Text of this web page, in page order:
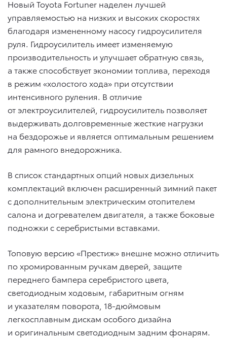
Новый Toyota Fortuner наделен лучшей
управляемостью на низких и высоких скоростях
благодаря измененному насосу гидроусилителя
руля. Гидроусилитель имеет изменяемую
производительность и улучшает обратную связь,
а также способствует экономии топлива, переходя
в режим «холостого хода» при отсутствии
интенсивного руления. В отличие
от электроусилителей, гидроусилитель позволяет
выдерживать долговременные жесткие нагрузки
на бездорожье и является оптимальным решением
для рамного внедорожника.
В список стандартных опций новых дизельных
комплектаций включен расширенный зимний пакет
с дополнительным электрическим отопителем
салона и догревателем двигателя, а также боковые
подножки с серебристыми вставками.
Топовую версию «Престиж» внешне можно отличить
по хромированным ручкам дверей, защите
переднего бампера серебристого цвета,
светодиодным ходовым, габаритным огням
и указателям поворота, 18-дюймовым
легкосплавным дискам особого дизайна
и оригинальным светодиодным задним фонарям.